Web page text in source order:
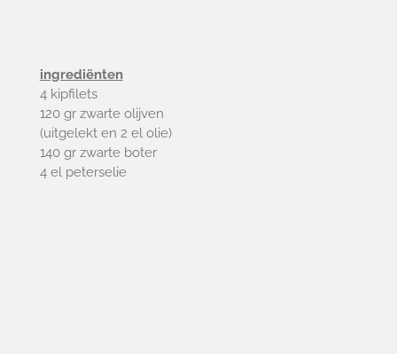
ingrediënten
4 kipfilets
120 gr zwarte olijven
(uitgelekt en 2 el olie)
140 gr zwarte boter
4 el peterselie